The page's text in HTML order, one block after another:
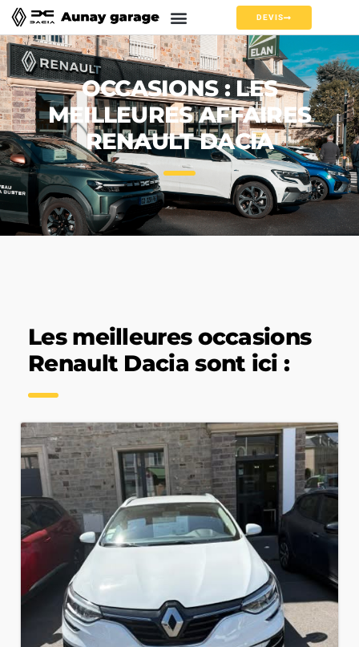
DEVIS
OCCASIONS : LES
MEILLEURES AFFAIRES
RENAULT DACIA
Les meilleures occasions
Renault Dacia sont ici :